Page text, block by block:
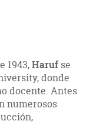
1943,Haruf se
donde
docente. Antes
numerosos